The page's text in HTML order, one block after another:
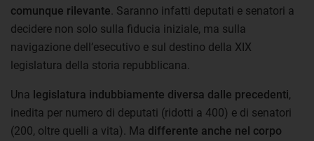
comunque rilevante . Saranno infatti deputati e senatori a
decidere non solo sulla fiducia iniziale, ma sulla
navigazione dell’esecutivo e sul destino della XIX
legislatura della storia repubblicana.
Una legislatura indubbiamente diversa dalle precedenti,
inedita per numero di deputati (ridotti a 400) e di senatori
(200, oltre quelli a vita). Ma differente anche nel corpo